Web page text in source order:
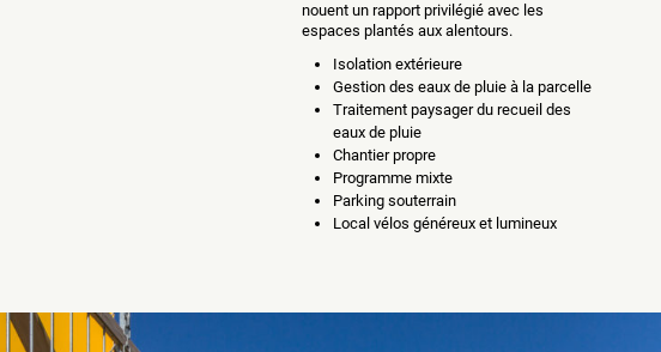
nouent un rapport privilégié avec les
espaces plantés aux alentours.
Isolation extérieure
Gestion des eaux de pluie à la parcelle
Traitement paysager du recueil des
eaux de pluie
Chantier propre
Programme mixte
Parking souterrain
Local vélos généreux et lumineux